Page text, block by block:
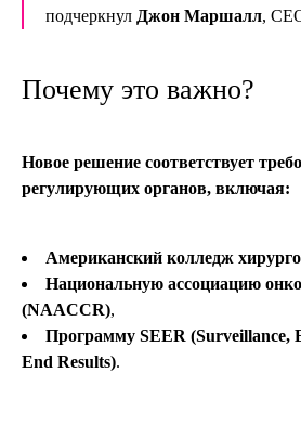
подчеркнул Джон Маршалл,
Почему это важно?
Новое решение соответствует
регулирующих органов, включая:
Американский колледж
Национальную ассоциацию
(NAACCR),
Программу SEER (Surveillance,
End Results).